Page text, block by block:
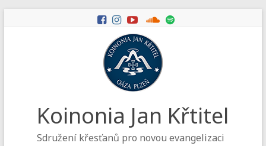
Koinonia Jan Křtitel
Sdružení křesťanů pro novou evangelizaci